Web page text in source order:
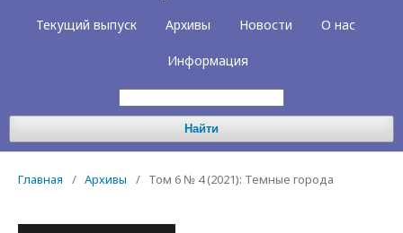
Текущий выпуск Архивы Новости О нас
Информация
Найти
Главная / Архивы / Том 6 № 4 (2021): Темные города